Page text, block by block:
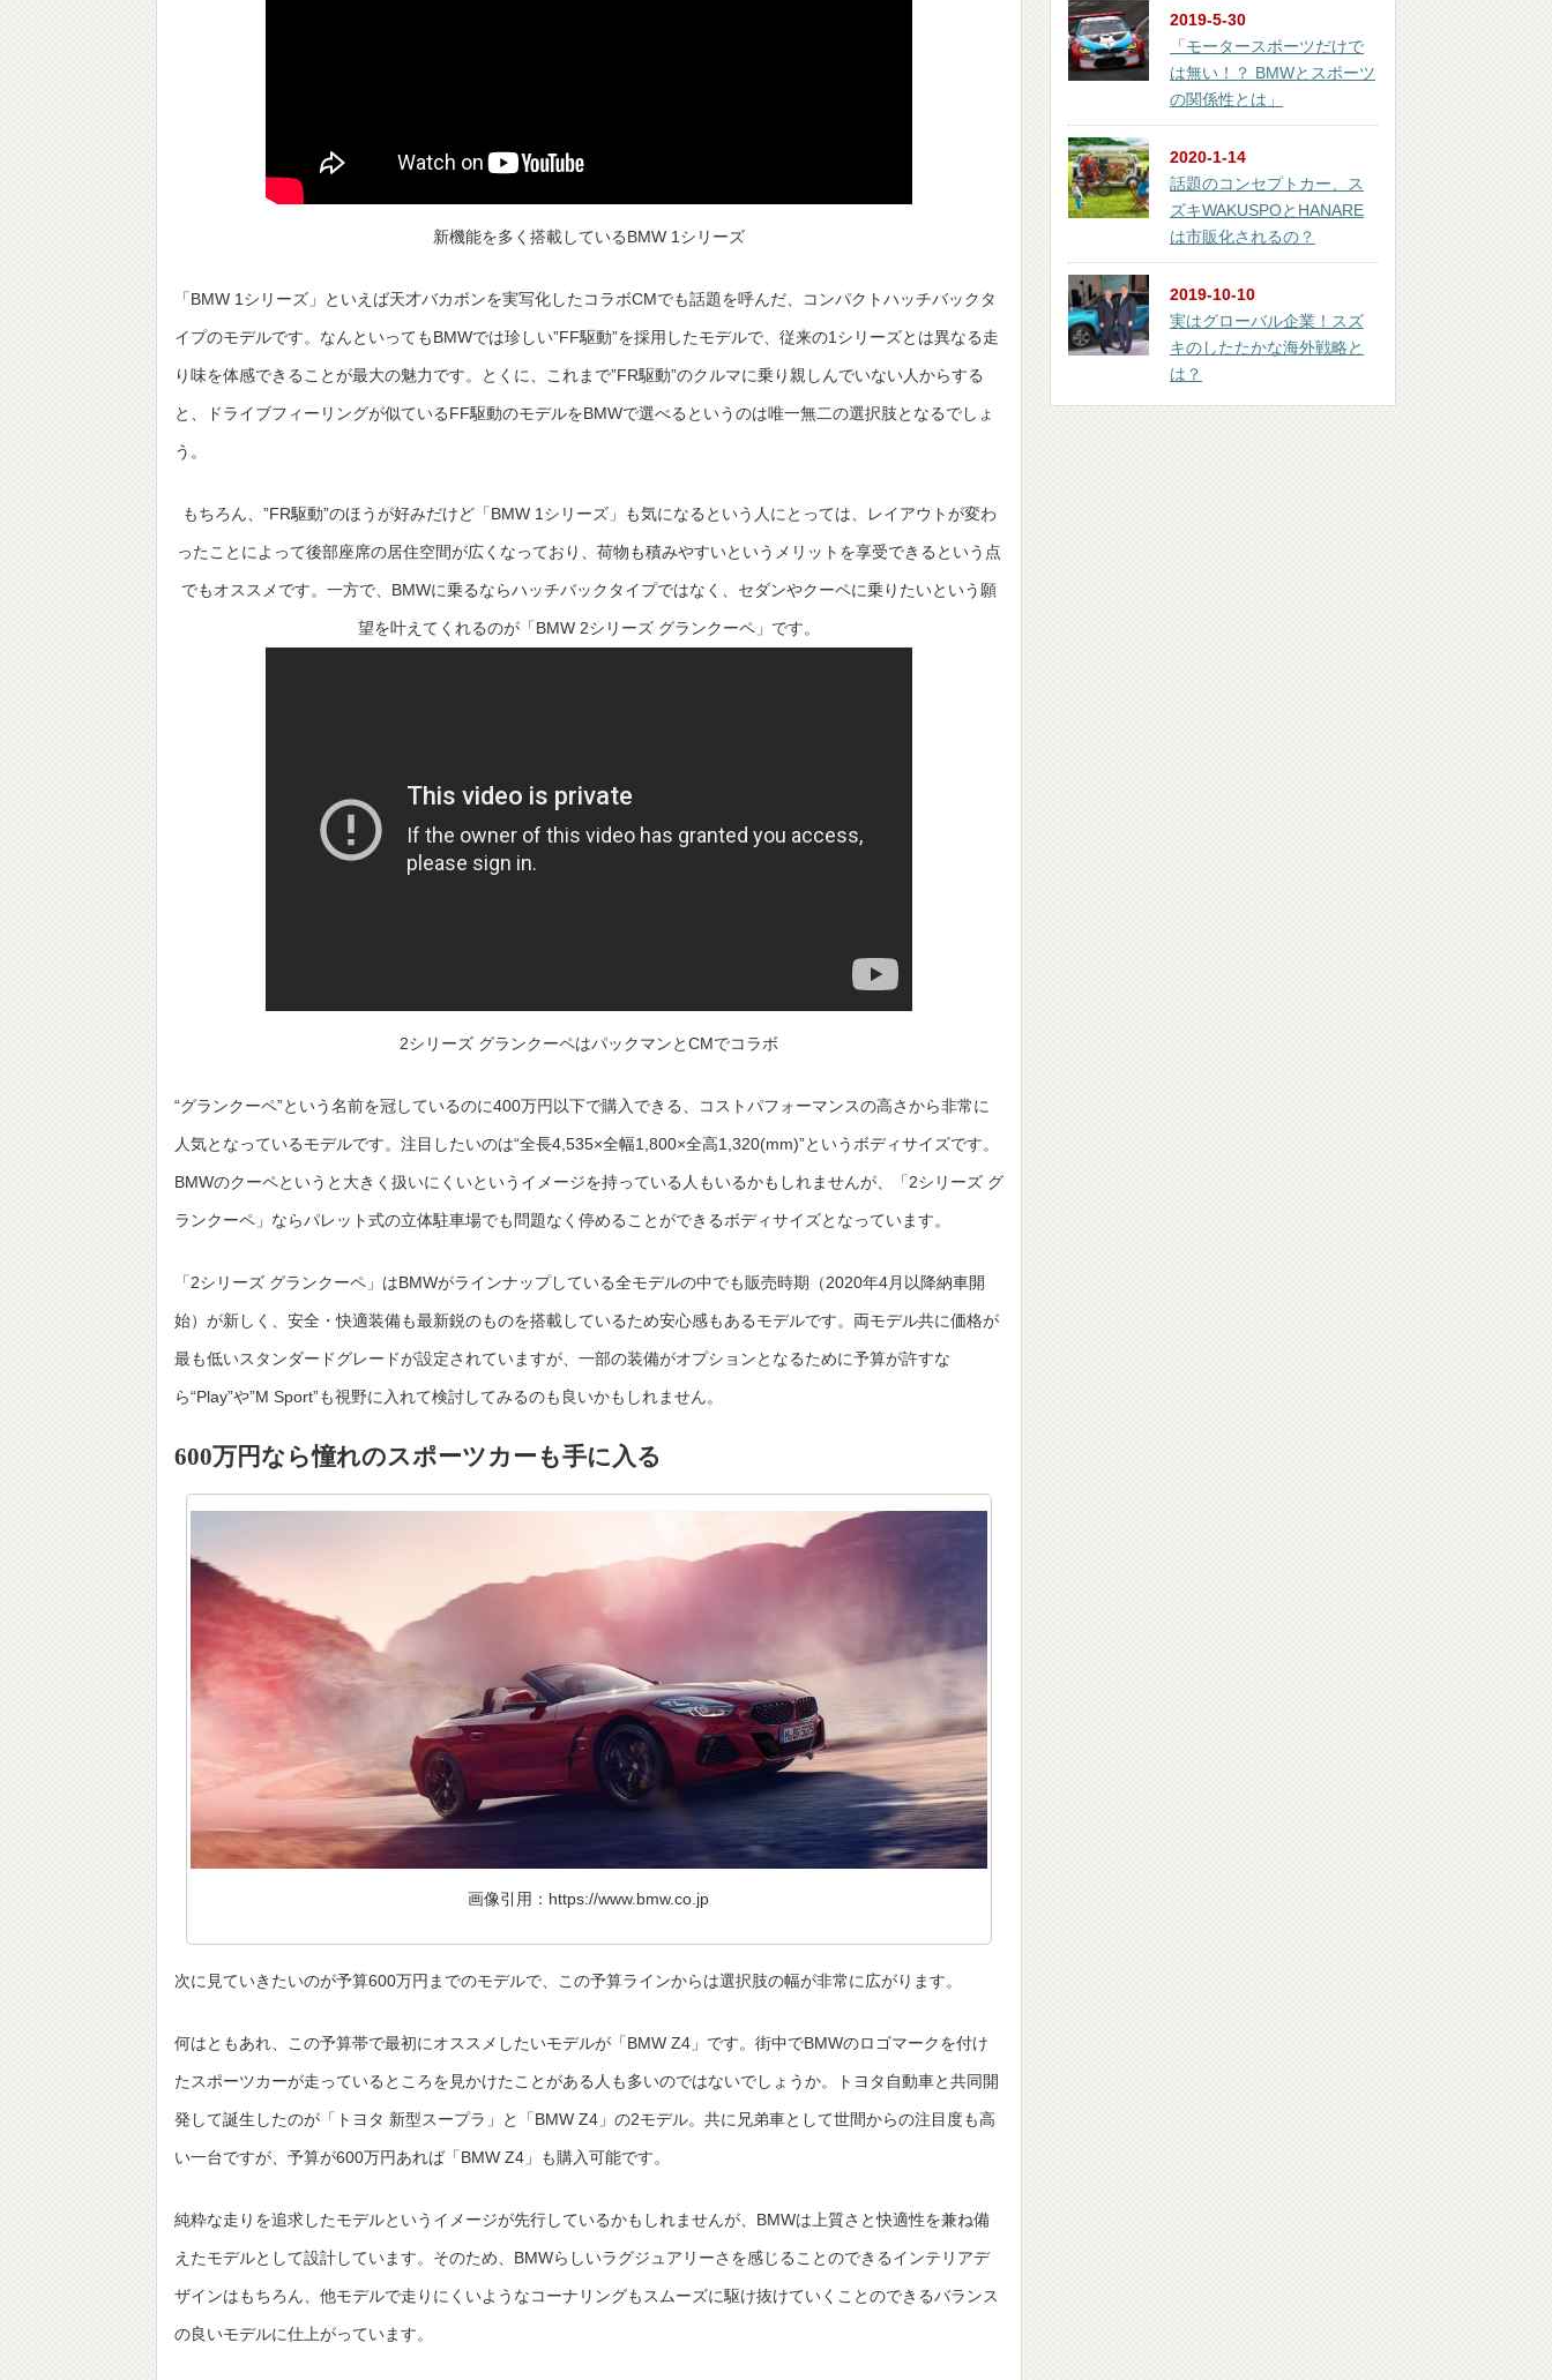
新機能を多く搭載しているBMW 1シリーズ
「BMW 1シリーズ」といえば天才バカボンを実写化したコラボCMでも話題を呼んだ、コンパクトハッチバックタ
イプのモデルです。なんといってもBMWでは珍しい”FF駆動”を採用したモデルで、従来の1シリーズとは異なる走
り味を体感できることが最大の魅力です。とくに、これまで”FR駆動”のクルマに乗り親しんでいない人からする
と、ドライブフィーリングが似ているFF駆動のモデルをBMWで選べるというのは唯一無二の選択肢となるでしょ
う。
もちろん、”FR駆動”のほうが好みだけど「BMW 1シリーズ」も気になるという人にとっては、レイアウトが変わ
ったことによって後部座席の居住空間が広くなっており、荷物も積みやすいというメリットを享受できるという点
でもオススメです。一方で、BMWに乗るならハッチバックタイプではなく、セダンやクーペに乗りたいという願
望を叶えてくれるのが「BMW 2シリーズ グランクーペ」です。
2シリーズ グランクーペはパックマンとCMでコラボ
“グランクーペ”という名前を冠しているのに400万円以下で購入できる、コストパフォーマンスの高さから非常に
人気となっているモデルです。注目したいのは“全長4,535×全幅1,800×全高1,320(mm)”というボディサイズです。
BMWのクーペというと大きく扱いにくいというイメージを持っている人もいるかもしれませんが、「2シリーズ グ
ランクーペ」ならパレット式の立体駐車場でも問題なく停めることができるボディサイズとなっています。
「2シリーズ グランクーペ」はBMWがラインナップしている全モデルの中でも販売時期（2020年4月以降納車開
始）が新しく、安全・快適装備も最新鋭のものを搭載しているため安心感もあるモデルです。両モデル共に価格が
最も低いスタンダードグレードが設定されていますが、一部の装備がオプションとなるために予算が許すな
ら“Play”や”M Sport”も視野に入れて検討してみるのも良いかもしれません。
600万円なら憧れのスポーツカーも手に入る
画像引用：https://www.bmw.co.jp
次に見ていきたいのが予算600万円までのモデルで、この予算ラインからは選択肢の幅が非常に広がります。
何はともあれ、この予算帯で最初にオススメしたいモデルが「BMW Z4」です。街中でBMWのロゴマークを付け
たスポーツカーが走っているところを見かけたことがある人も多いのではないでしょうか。トヨタ自動車と共同開
発して誕生したのが「トヨタ 新型スープラ」と「BMW Z4」の2モデル。共に兄弟車として世間からの注目度も高
い一台ですが、予算が600万円あれば「BMW Z4」も購入可能です。
純粋な走りを追求したモデルというイメージが先行しているかもしれませんが、BMWは上質さと快適性を兼ね備
えたモデルとして設計しています。そのため、BMWらしいラグジュアリーさを感じることのできるインテリアデ
ザインはもちろん、他モデルで走りにくいようなコーナリングもスムーズに駆け抜けていくことのできるバランス
の良いモデルに仕上がっています。
2019-5-30
「モータースポーツだけで
は無い！？ BMWとスポーツ
の関係性とは」
2020-1-14
話題のコンセプトカー、ス
ズキWAKUSPOとHANARE
は市販化されるの？
2019-10-10
実はグローバル企業！スズ
キのしたたかな海外戦略と
は？